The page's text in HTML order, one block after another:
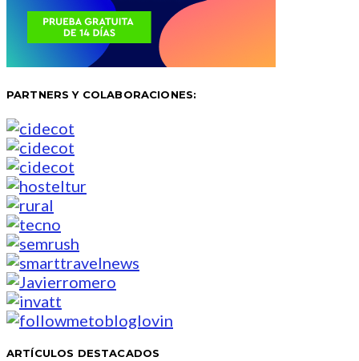
PARTNERS Y COLABORACIONES:
ARTÍCULOS DESTACADOS